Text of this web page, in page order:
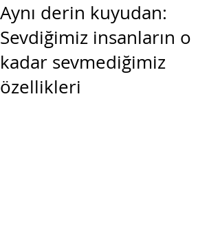
Aynı derin kuyudan:
Sevdiğimiz insanların o
kadar sevmediğimiz
özellikleri